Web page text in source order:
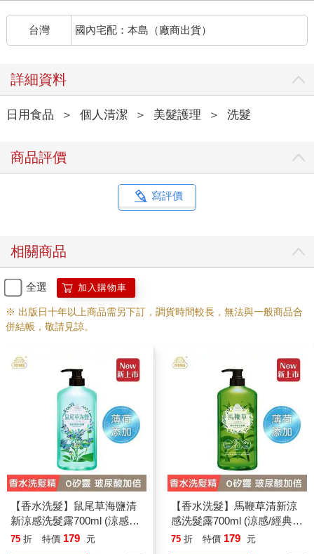
台灣 國內宅配：本島（廠商出貨）
詳細資料
日用食品 ＞ 個人清潔 ＞ 美髮護理 ＞ 洗髮
商品評價
寫評價
相關商品
全選 加入購物車
※ 出版日十年以上商品需另下訂，調貨時間較長，無法與一般商品合
併結帳，敬請見諒。
【香水洗髮】鼠尾草海鹽清
新涼感洗髮露700ml (涼感／
經典香氛/國民洗髮精/香水洗
75 折 特價 179 元
【香水洗髮】馬鞭草清新涼
感洗髮露700ml (涼感/經典香
氛/國民洗髮精/香水洗髮精)
75 折 特價 179 元